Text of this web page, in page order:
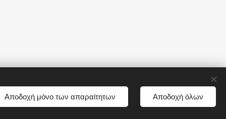
Αποδοχή μόνο των απαραίτητων Αποδοχή όλων